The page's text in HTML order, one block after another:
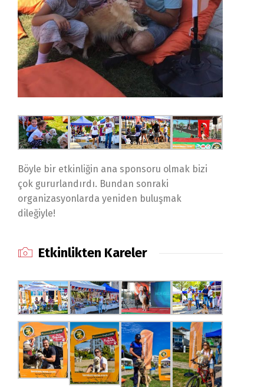
Böyle bir etkinliğin ana sponsoru olmak bizi
çok gururlandırdı. Bundan sonraki
organizasyonlarda yeniden buluşmak
dileğiyle!
Etkinlikten Kareler